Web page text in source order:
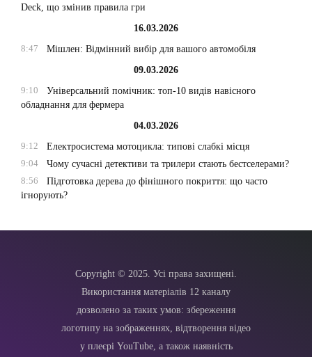
Deck, що змінив правила гри
16.03.2026
8:47
Мішлен: Відмінний вибір для вашого автомобіля
09.03.2026
9:10
Універсальний помічник: топ-10 видів навісного
обладнання для фермера
04.03.2026
9:12
Електросистема мотоцикла: типові слабкі місця
9:04
Чому сучасні детективи та трилери стають бестселерами?
8:56
Підготовка дерева до фінішного покриття: що часто
ігнорують?
Copyright © 2025. Усі права захищені.
Використання матеріалів 12 каналу
дозволено за таких умов: збереження
логотипу на зображеннях, відтворення відео
у плеєрі YouTube, а також наявність